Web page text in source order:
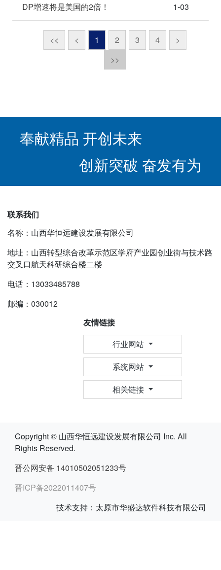
DP增速将是美国的2倍！
1-03
<< < 1 2 3 4
>
>>
奉献精品 开创未来
创新突破 奋发有为
联系我们
名称：山西华恒远建设发展有限公司
地址：山西转型综合改革示范区学府产业园创业街与技术路
交叉口航天科研综合楼二楼
电话：13033485788
邮编：030012
友情链接
行业网站
系统网站
相关链接
Copyright © 山西华恒远建设发展有限公司 Inc. All
Rights Reserved.
晋公网安备 14010502051233号
晋ICP备2022011407号
技术支持：太原市华盛达软件科技有限公司